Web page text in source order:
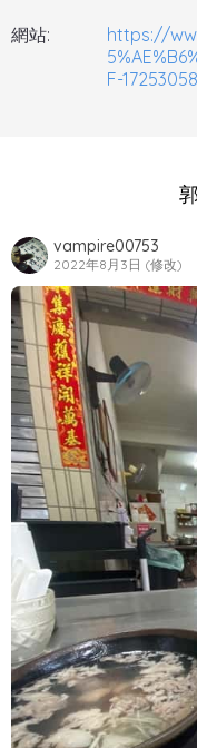
網站:
https://
F-
vampire00753
2022年8月3日 (修改)